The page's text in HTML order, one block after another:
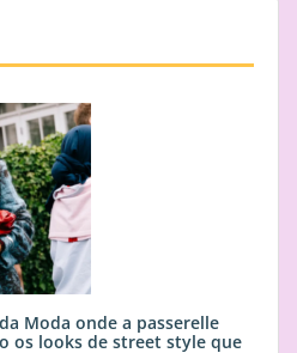
Moda onde a passerelle
os looks de street style que